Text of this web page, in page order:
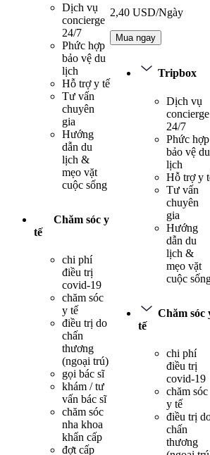
Dịch vụ
concierge
24/7
Phức hợp
bảo vệ du
lịch
Hỗ trợ y tế
Tư vấn
chuyên
gia
Hướng
dẫn du
lịch &
mẹo vặt
cuộc sống
Chăm sóc y
tế
chi phí
điều trị
covid-19
chăm sóc
y tế
điều trị do
chấn
thương
(ngoại trú)
gọi bác sĩ
khám / tư
vấn bác sĩ
chăm sóc
nha khoa
khẩn cấp
đợt cấp
2,40 USD/Ngày
Mua ngay
Tripbox
Dịch vụ
concierge
24/7
Phức hợp
bảo vệ du
lịch
Hỗ trợ y
Tư vấn
chuyên
gia
Hướng
dẫn du
lịch &
mẹo vặt
cuộc
Chăm sóc
tế
chi phí
điều trị
covid-19
chăm sóc
y tế
điều trị
chấn
thương